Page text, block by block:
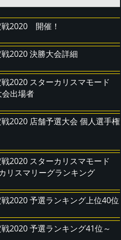
戦2020 開催！
2020 決勝大会詳細
2020 スターカリスマモード
出場者
2020 店舗予選大会 個人選手権
2020 スターカリスマモード
リスマリーグランキング
2020 予選ランキング上位40位
2020 予選ランキング41位～